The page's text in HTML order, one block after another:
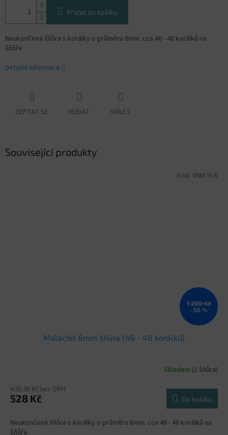
Přidat do košíku
Neukončená šňůra s korálky o průměru 8mm. cca 46 - 48 korálků na
šňůře
Detailní informace
ZEPTAT SE HLÍDAT SDÍLET
Související produkty
1 200 Kč
–56 %
Malachit 8mm šňůra (46 - 48 korálků)
Skladem (2 šňůra)
436,36 Kč bez DPH
528 Kč Do košíku
Neukončená šňůra s korálky o průměru 8mm. cca 46 - 48 korálků na
šňůře
Kód: VNM 91A